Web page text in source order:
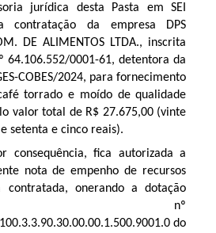
jurídica desta Pasta em SEI
contratação da empresa
DPS
DE ALIMENTOS LTDA., inscrita
64.106.552/0001-61, detentora da
COBES/2024, para fornecimento
torrado e moído de qualidade
valor total de R$ 27.675,00(vinte
setenta e cinco reais).
consequência, fica autorizada a
nota de empenho de recursos
onerando a dotação
nº
do